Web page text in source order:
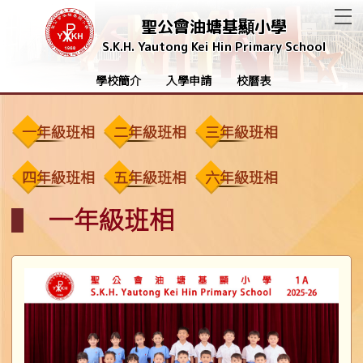
聖公會油塘基顯小學
S.K.H. Yautong Kei Hin Primary School
學校簡介 入學申請 校曆表
一年級班相 二年級班相 三年級班相
四年級班相 五年級班相 六年級班相
一年級班相